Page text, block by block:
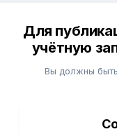
Для
учётную
Вы должны